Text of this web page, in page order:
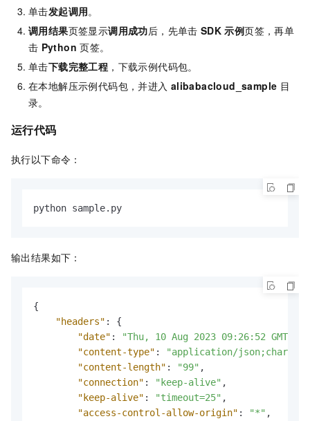
单击发起调用。
调用结果页签显示调用成功后，先单击 SDK 示例页签，再单
击 Python 页签。
单击下载完整工程 ，下载示例代码包。
在本地解压示例代码包，并进入 alibabacloud_sample 目
录。
运行代码
执行以下命令：
python sample.py
输出结果如下：
{
"headers" :
{
"date" : "Thu, 10 Aug 2023 09:26:52 GMT"
"content-type" :
"application/
"content-length" : "99" ,
"connection" : "keep-alive" ,
"keep-alive" : "timeout=25" ,
"access-control-allow-origin" : "*" ,